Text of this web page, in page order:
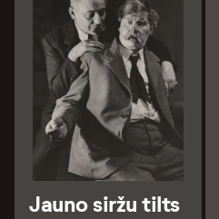
Jauno siržu tilts